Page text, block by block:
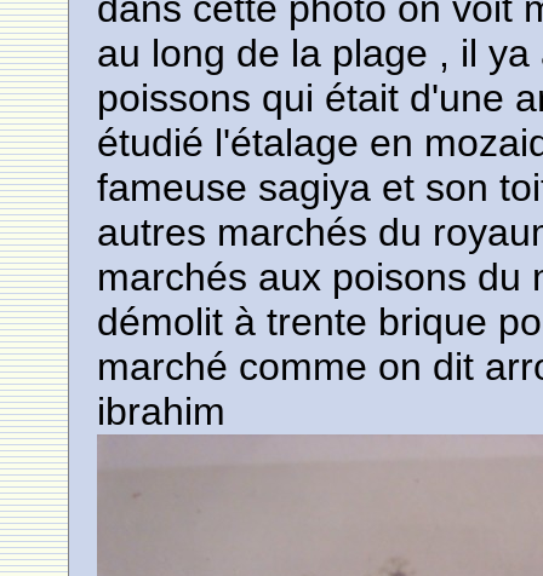
au long de la plage , il
poissons qui était d'une
étudié l'étalage en
fameuse sagiya et son
autres marchés du
marchés aux poisons du
démolit à trente brique
marché comme on dit
ibrahim